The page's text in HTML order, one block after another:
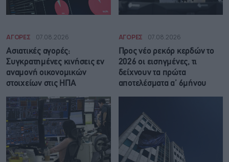
ΑΓΟΡΕΣ 07.08.2026
Ασιατικές αγορές:
Συγκρατημένες κινήσεις εν
αναμονή οικονομικών
στοιχείων στις ΗΠΑ
ΑΓΟΡΕΣ 07.08.2026
Προς νέο ρεκόρ κερδών το
2026 οι εισηγμένες, τι
δείχνουν τα πρώτα
αποτελέσματα α’ 6μήνου